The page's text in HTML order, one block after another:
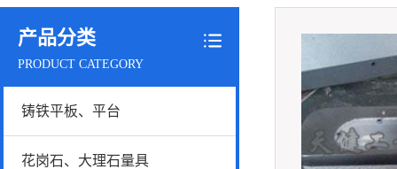
产品分类
PRODUCT CATEGORY
铸铁平板、平台
花岗石、大理石量具